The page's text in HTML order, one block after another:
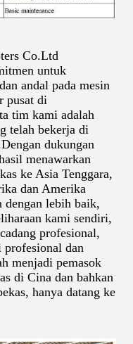
Co.Ltd
untuk
andal pada mesin
pusat di
tim kami adalah
telah bekerja di
dukungan
menawarkan
ke Asia Tenggara,
dan Amerika
dengan lebih baik,
kami sendiri,
profesional,
profesional dan
menjadi pemasok
di Cina dan bahkan
hanya datang ke